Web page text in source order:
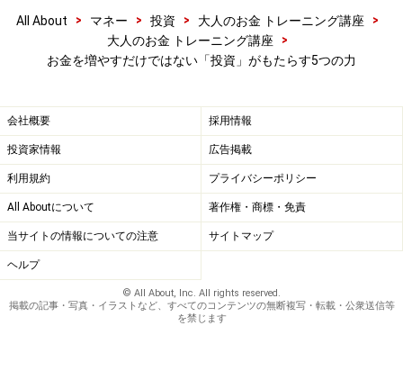
劇は認知症になることですから、投資はその両方を解決
してくれる「百薬の長」だと思います。明るい未来を支
えるために、みんなで投資をしましょう！
ただし、自己陶酔的な投資や、ギャンブルのような投機
は、歯車を逆回転させる魔力（お金が人生の質をおとし
める危険）を秘めていますから、ご注意ください。ご心
配な方は、専門家やメンターなどの同伴者を持つことを
お勧めします。
【関連記事】
自分を貧しくしてしまう5つのふるまい
All About > マネー > 投資 > 大人のお金 トレーニング講座
>
大人のお金 トレーニング講座
>
お金を増やすだけではない「投資」がもたらす5つの力
会社概要 採用情報
投資家情報 広告掲載
利用規約 プライバシーポリシー
All Aboutについて 著作権・商標・免責
当サイトの情報についての注意 サイトマップ
ヘルプ
© All About, Inc. All rights reserved.
掲載の記事・写真・イラストなど、すべてのコンテンツの無断複写・転載・公衆送信等
を禁じます